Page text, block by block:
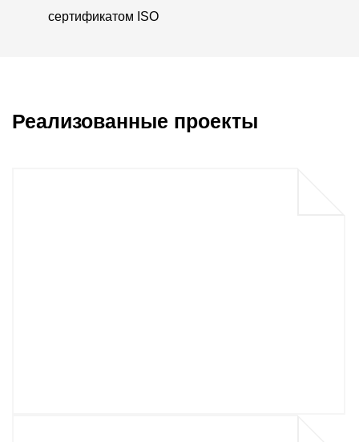
сертификатом ISO
Реализованные проекты